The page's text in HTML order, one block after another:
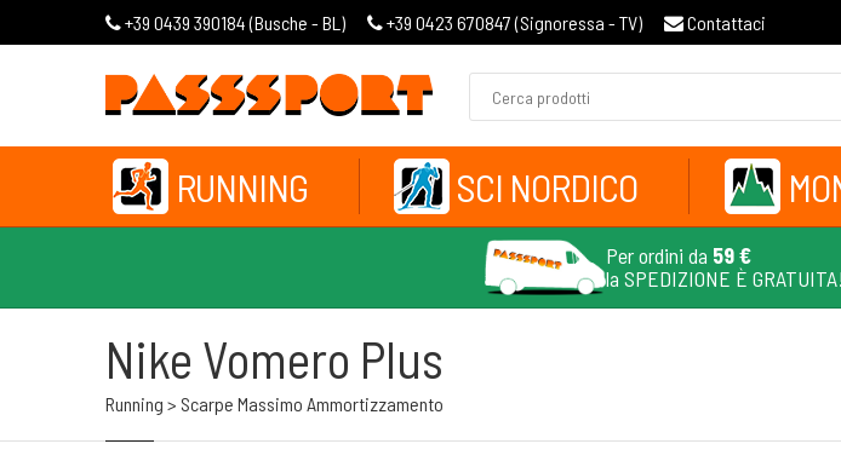
+39 0439 390184 (Busche - BL ) +39 0423 670847 (Signoressa - TV) Contattaci
RUNNING SCI NORDICO
Per ordini da 59 €
la SPEDIZIONE È GRATUITA!
Nike Vomero Plus
Running > Scarpe Massimo Ammortizzamento